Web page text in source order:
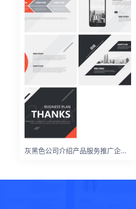
灰黑色公司介绍产品服务推广企业宣传ppt模板